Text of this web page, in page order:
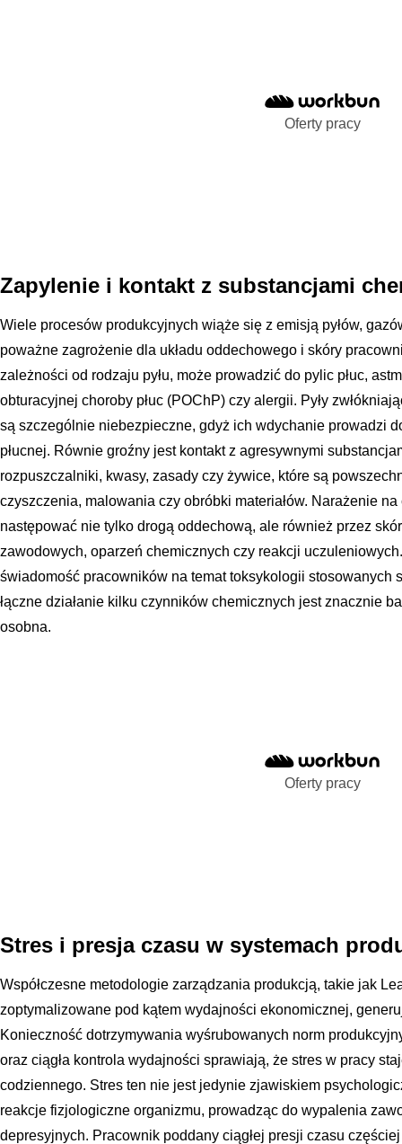
Oferty pracy
Zapylenie i kontakt z substancjami
Wiele procesów produkcyjnych wiąże się z emisją pyłów,
poważne zagrożenie dla układu oddechowego i skóry
zależności od rodzaju pyłu, może prowadzić do pylic płuc,
obturacyjnej choroby płuc (POChP) czy alergii. Pyły
są szczególnie niebezpieczne, gdyż ich wdychanie prowadzi
płucnej. Równie groźny jest kontakt z agresywnymi
rozpuszczalniki, kwasy, zasady czy żywice, które są
czyszczenia, malowania czy obróbki materiałów. Narażenie
następować nie tylko drogą oddechową, ale również przez
zawodowych, oparzeń chemicznych czy reakcji
świadomość pracowników na temat toksykologii stosowanych
łączne działanie kilku czynników chemicznych jest znacznie
osobna.
Oferty pracy
Stres i presja czasu w systemach
Współczesne metodologie zarządzania produkcją, takie jak
zoptymalizowane pod kątem wydajności ekonomicznej,
Konieczność dotrzymywania wyśrubowanych norm
oraz ciągła kontrola wydajności sprawiają, że stres w pracy
codziennego. Stres ten nie jest jedynie zjawiskiem
reakcje fizjologiczne organizmu, prowadząc do wypalenia
depresyjnych. Pracownik poddany ciągłej presji czasu